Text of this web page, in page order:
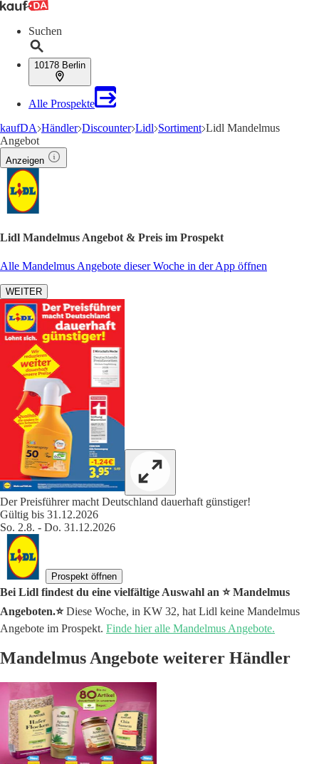
Suchen
10178 Berlin
Alle Prospekte
kaufDA Händler Discounter Lidl Sortiment Lidl Mandelmus
Angebot
Anzeigen
Lidl Mandelmus Angebot & Preis im Prospekt
Alle Mandelmus Angebote dieser Woche in der App öffnen
WEITER
Der Preisführer macht Deutschland dauerhaft günstiger!
Gültig bis 31.12.2026
So. 2.8. - Do. 31.12.2026
Prospekt öffnen
Bei Lidl findest du eine vielfältige Auswahl an ⭐️ Mandelmus
Angeboten.⭐️Diese Woche, in KW 32, hat Lidl keine Mandelmus
Angebote im Prospekt. Finde hier alle Mandelmus Angebote.
Mandelmus Angebote weiterer Händler